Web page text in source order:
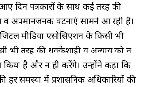
दिन पत्रकारों के साथ कई तरह की
व अपमानजनक घटनाएं सामने आ रही है।
मीडिया एसोसिएशन के किसी भी
भी तरह की धक्केशाही व अन्याय को न
किया है और न ही करेंगे। उन्होंने कहा कि
हर समस्या में प्रशासनिक अधिकारियों की